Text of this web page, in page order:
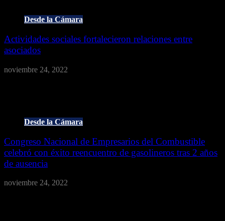
Desde la Cámara
Actividades sociales fortalecieron relaciones entre
asociados
noviembre 24, 2022
Desde la Cámara
Congreso Nacional de Empresarios del Combustible
celebró con éxito reencuentro de gasolineros tras 2 años
de ausencia
noviembre 24, 2022